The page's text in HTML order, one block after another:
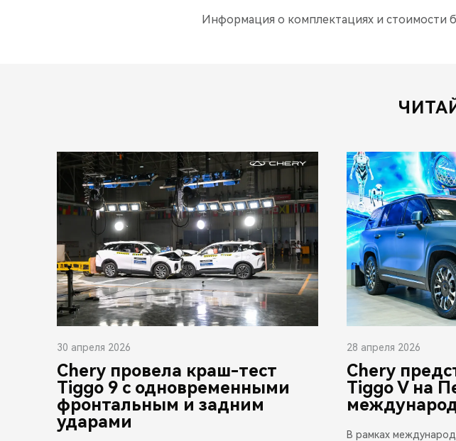
Информация о комплектациях и стоимости
30 апреля 2026
Chery провела краш-тест
Tiggo 9 с одновременными
фронтальным и задним
ударами
28 апреля 2026
Chery
Tiggo V на
В рамках